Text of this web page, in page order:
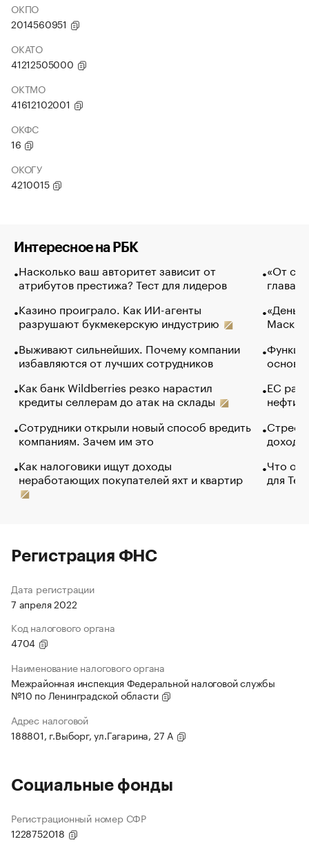
ОКПО
2014560951
ОКАТО
41212505000
ОКТМО
41612102001
ОКФС
16
ОКОГУ
4210015
Интересное на РБК
Насколько ваш авторитет зависит от
атрибутов престижа? Тест для лидеров
Казино проиграло. Как ИИ-агенты
разрушают букмекерскую индустрию
Выживают сильнейших. Почему компании
избавляются от лучших сотрудников
Как банк Wildberries резко нарастил
кредиты селлерам до атак на склады
Сотрудники открыли новый способ вредить
компаниям. Зачем им это
Как налоговики ищут доходы
неработающих покупателей яхт и квартир
«От
глава
Маск в
основ
ЕС
нефти
Что
для
Регистрация ФНС
Дата регистрации
7 апреля 2022
Код налогового органа
4704
Наименование налогового органа
Межрайонная инспекция Федеральной налоговой службы
№10 по Ленинградской области
Адрес налоговой
188801, г.Выборг, ул.Гагарина, 27 А
Социальные фонды
Регистрационный номер СФР
1228752018